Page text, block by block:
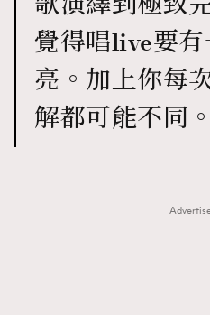
覺得唱live要
亮。加上你每
解都可能不同。